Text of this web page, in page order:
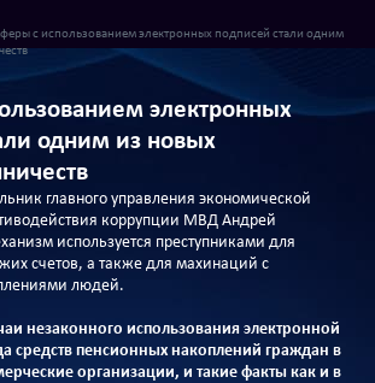
с использованием электронных подписей стали одним
электронных
одним из новых
главного управления экономической
коррупции МВД Андрей
используется преступниками для
счетов, а также для махинаций с
людей.
незаконного использования электронной
средств пенсионных накоплений граждан в
организации, и такие факты как и в